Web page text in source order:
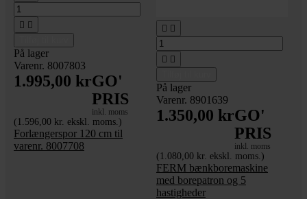
 
På lager
Varenr. 8007803
1.995,00 krGO'
PRIS
inkl. moms
(1.596,00 kr. ekskl. moms.)
Forlængerspor 120 cm til
varenr. 8007708
 
 
På lager
Varenr. 8901639
1.350,00 krGO'
PRIS
inkl. moms
(1.080,00 kr. ekskl. moms.)
FERM bænkboremaskine
med borepatron og 5
hastigheder